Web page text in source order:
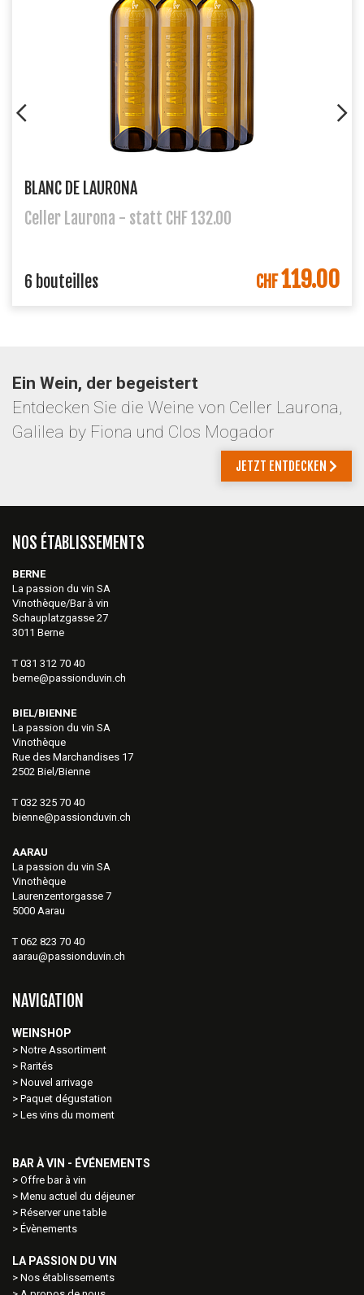
BLANC DE LAURONA
Celler Laurona - statt CHF 132.00
6 bouteilles CHF119.00
Ein Wein, der begeistert
Entdecken Sie die Weine von Celler Laurona,
Galilea by Fiona und Clos Mogador
JETZT ENTDECKEN
NOS ÉTABLISSEMENTS
BERNE
La passion du vin SA
Vinothèque/Bar à vin
Schauplatzgasse 27
3011 Berne
T 031 312 70 40
berne@passionduvin.ch
BIEL/BIENNE
La passion du vin SA
Vinothèque
Rue des Marchandises 17
2502 Biel/Bienne
T 032 325 70 40
bienne@passionduvin.ch
AARAU
La passion du vin SA
Vinothèque
Laurenzentorgasse 7
5000 Aarau
T 062 823 70 40
aarau@passionduvin.ch
NAVIGATION
WEINSHOP
Notre Assortiment
Rarités
Nouvel arrivage
Paquet dégustation
Les vins du moment
BAR À VIN - ÉVÉNEMENTS
Offre bar à vin
Menu actuel du déjeuner
Réserver une table
Évènements
LA PASSION DU VIN
Nos établissements